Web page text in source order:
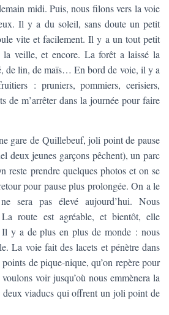
midi. Puis, nous filons vers la voie
Il y a du soleil, sans doute un petit
vite et facilement. Il y a un tout petit
veille, et encore. La forêt a laissé la
de lin, de maïs… En bord de voie, il y a
: pruniers, pommiers, cerisiers,
de m’arrêter dans la journée pour faire
gare de Quillebeuf, joli point de pause
deux jeunes garçons pêchent), un parc
reste prendre quelques photos et on se
pour pause plus prolongée. On a le
sera pas élevé aujourd’hui. Nous
route est agréable, et bientôt, elle
Il y a de plus en plus de monde : nous
La voie fait des lacets et pénètre dans
de pique-nique, qu’on repère pour
voir jusqu’où nous emmènera la
deux viaducs qui offrent un joli point de